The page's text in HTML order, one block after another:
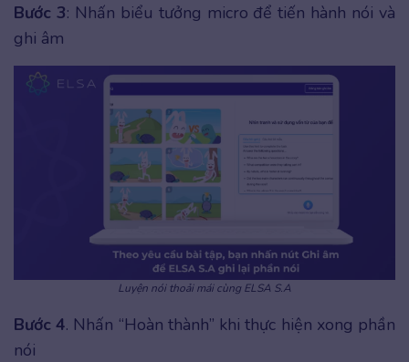
Bước 3: Nhấn biểu tưởng micro để tiến hành nói và
ghi âm
Luyện nói thoải mái cùng ELSA S.A
Bước 4. Nhấn “Hoàn thành” khi thực hiện xong phần
nói